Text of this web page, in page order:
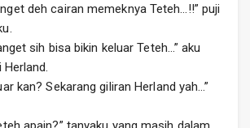
deh cairan memeknya Teteh…!!” puji
sih bisa bikin keluar Teteh…” aku
kan? Sekarang giliran Herland yah…”